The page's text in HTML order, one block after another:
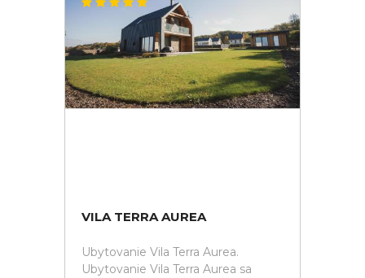
VILA TERRA AUREA
Ubytovanie Vila Terra Aurea.
Ubytovanie Vila Terra Aurea sa